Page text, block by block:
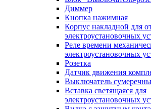
Диммер
Кнопка нажимная
Корпус накладной для
электроустановочных
Реле времени
электроустановочных
Розетка
Датчик движения
Выключатель
Вставка светящаяся для
электроустановочных